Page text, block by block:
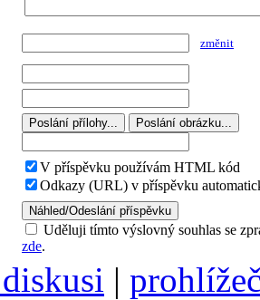
změnit
V příspěvku používám HTML kód
Odkazy (URL) v příspěvku
Uděluji tímto výslovný souhlas se
zde.
|